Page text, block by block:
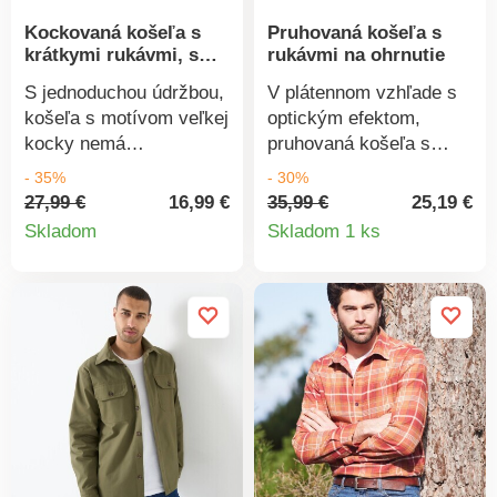
Kockovaná košeľa s
krátkymi rukávmi, s
kociek
S jednoduchou údržbou,
košeľa s motívom veľkej
kocky nemá
konkurenciu! Košeľový
golier. Gombíková léga.
1 náprsné našité vrecko.
dvojitým sedlom vzadu.
Vpredu a vzadu oblý
spodný lem. Možno prať
v práčke.
- 35%
27,99 €
16,99 €
Skladom
Detail
Pruhovaná košeľa s
rukávmi na ohrnutie
V plátennom vzhľade s
optickým efektom,
pruhovaná košeľa s
rukávmi na ohrnutie
vhodná na rôzne
príležitosti. Úplet s
gombíkmi na špičkách.
Gombíková léga. 2
našité náprsné vrecká.
Dlhé rukávy s
gombíkovým pútkom na
ohrnutie. Manžety na
gombík. Členitý strih
ramien. Vzadu dvojité
- 30%
35,99 €
25,19 €
Skladom 1 ks
Detail